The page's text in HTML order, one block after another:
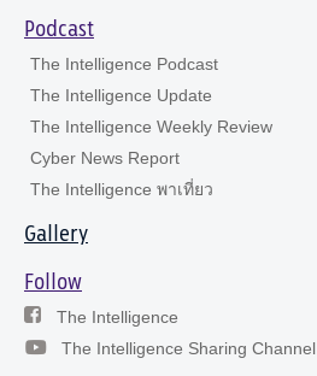
Podcast
The Intelligence Podcast
The Intelligence Update
The Intelligence Weekly Review
Cyber News Report
The Intelligence พาเที่ยว
Gallery
Follow
The Intelligence
The Intelligence Sharing Channel